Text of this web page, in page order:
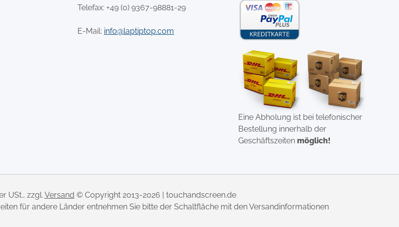
Telefax: +49 (0) 9367-98881-29
E-Mail: info@laptiptop.com
Eine Abholung ist bei telefonischer
Bestellung innerhalb der
Geschäftszeiten möglich!
USt., zzgl. Versand © Copyright 2013-2026 | touchandscreen.de
für andere Länder entnehmen Sie bitte der Schaltfläche mit den Versandinformationen